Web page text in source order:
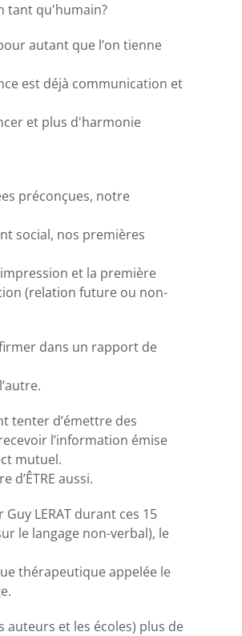
tant qu'humain?
autant que l’on tienne
est déjà communication et
et plus d'harmonie
préconçues, notre
social, nos premières
et la première
(relation future ou non-
dans un rapport de
tenter d’émettre des
l’information émise
mutuel.
d’ÊTRE aussi.
LERAT durant ces 15
le langage non-verbal), le
thérapeutique appelée le
et les écoles) plus de